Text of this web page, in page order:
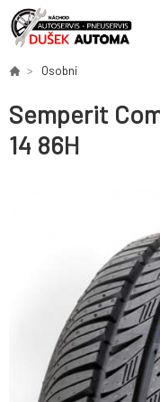
Osobní
Semperit
14 86H